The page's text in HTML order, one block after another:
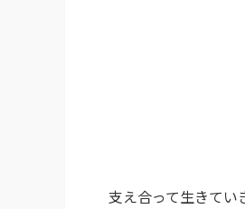
支え合って生きて